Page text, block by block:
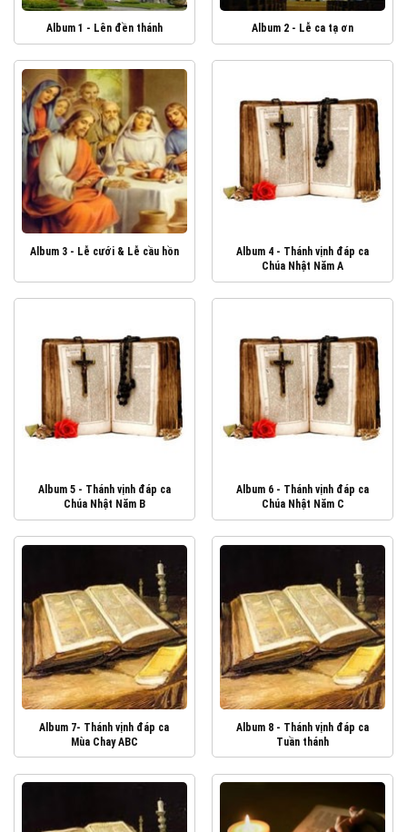
Album 1 - Lên đền thánh Album 2 - Lễ ca tạ ơn
Album 3 - Lễ cưới & Lễ cầu hồn
Album 4 - Thánh vịnh đáp ca
Chúa Nhật Năm A
Album 5 - Thánh vịnh đáp ca
Chúa Nhật Năm B
Album 6 - Thánh vịnh đáp ca
Chúa Nhật Năm C
Album 7- Thánh vịnh đáp ca
Mùa Chay ABC
Album 8 - Thánh vịnh đáp ca
Tuần thánh